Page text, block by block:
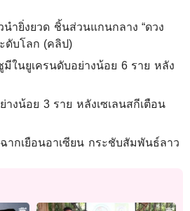
ำยิ่งยวด ชิ้นส่วนแกนกลาง “ดวง
ดับโลก (คลิป)
ในยูเครนดับอย่างน้อย 6 ราย หลัง
างน้อย 3 ราย หลังเซเลนสกีเตือน
ากเยือนอาเซียน กระชับสัมพันธ์ลาว